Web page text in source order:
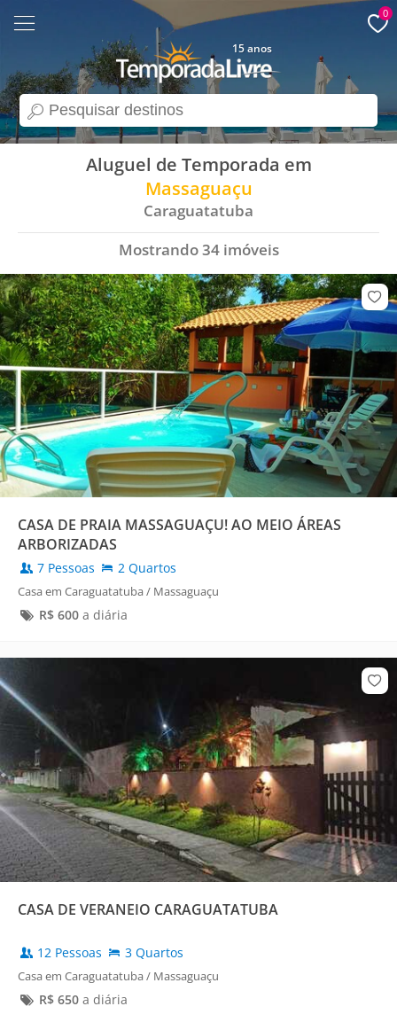
search
15 anos
0
Aluguel de Temporada em
Massaguaçu
Caraguatatuba
Mostrando34imóveis
CASA DE PRAIA MASSAGUAÇU! AO MEIO ÁREAS
ARBORIZADAS
7 Pessoas 2 Quartos
Casa em Caraguatatuba / Massaguaçu
R$ 600a diária
CASA DE VERANEIO CARAGUATATUBA
12 Pessoas 3 Quartos
Casa em Caraguatatuba / Massaguaçu
R$ 650a diária